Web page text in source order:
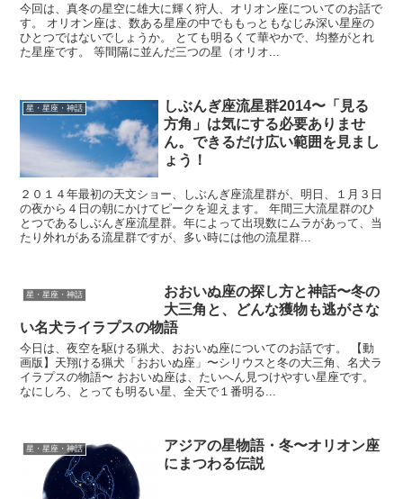
今回は、真冬の星空に雄大に輝く狩人、オリオン座についてのお話で
す。 オリオン座は、数ある星座の中でももっともなじみ深い星座の
ひとつではないでしょうか。 とても明るくて華やかで、均整がとれ
た星座です。 等間隔に並んだ三つの星（オリオ...
星・星座・神話
しぶんぎ座流星群2014〜「見る
方角」は気にする必要ありませ
ん。できるだけ広い範囲を見まし
ょう！
２０１４年最初の天文ショー、しぶんぎ座流星群が、明日、１月３日
の夜から４日の朝にかけてピークを迎えます。 年間三大流星群のひ
とつであるしぶんぎ座流星群。年によって出現数にムラがあって、当
たり外れがある流星群ですが、多い時には他の流星群...
星・星座・神話
おおいぬ座の探し方と神話〜冬の
大三角と、どんな獲物も逃がさな
い名犬ライラプスの物語
今日は、夜空を駆ける猟犬、おおいぬ座についてのお話です。 【動
画版】天翔ける猟犬「おおいぬ座」〜シリウスと冬の大三角、名犬ラ
イラプスの物語〜 おおいぬ座は、たいへん見つけやすい星座です。
なにしろ、とっても明るい星、全天で１番明る...
星・星座・神話
アジアの星物語・冬〜オリオン座
にまつわる伝説